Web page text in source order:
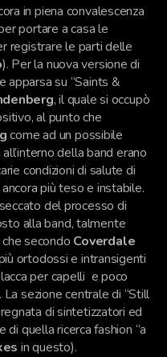
in piena convalescenza
portare a casa le
registrare le parti delle
). Per la nuova versione di
apparsa su “Saints &
, il quale si occupò
al punto che
come ad un possibile
della band erano
condizioni di salute di
più teso e instabile.
del processo di
alla band, talmente
secondo Coverdale
ortodossi e intransigenti
per capelli e poco
. La sezione centrale di “Still
di sintetizzatori ed
di quella ricerca fashion “a
in questo).